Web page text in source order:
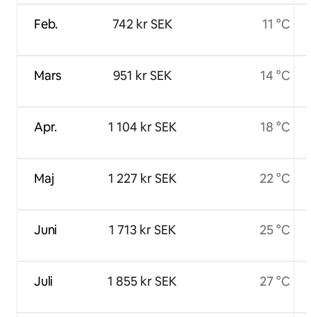
Feb.
Mars
Apr.
Maj
Juni
Juli
742 kr SEK
951 kr SEK
1 104 kr SEK
1 227 kr SEK
1 713 kr SEK
1 855 kr SEK
11 °C
14 °C
18 °C
22 °C
25 °C
27 °C